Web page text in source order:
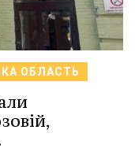
ОБЛАСТЬ